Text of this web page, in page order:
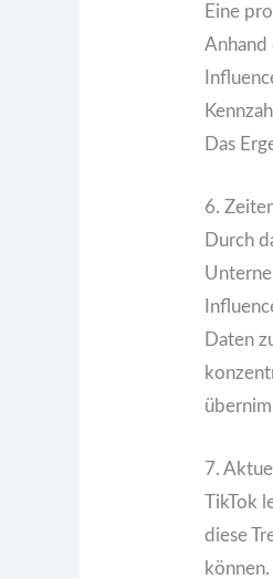
Eine
Anhand
Das
6.
Durch
Daten
7.
TikTok
diese